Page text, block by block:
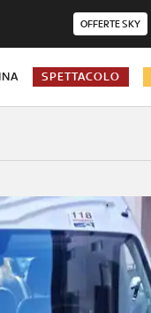
OFFERTE SKY
SPETTACOLO